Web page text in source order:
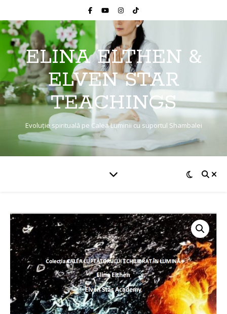
ELINA ELTHEN &
ELVEN STAR
TEACHINGS
Evoluție spirituală pe Calea Luminii cu suportul Shambalei